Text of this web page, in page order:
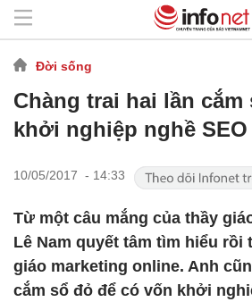
Đời sống
Chàng trai hai lần cắm
khởi nghiệp nghề SEO
10/05/2017 - 14:33
Từ một câu mắng của thầy
Lê Nam quyết tâm tìm hiểu rồi
giáo marketing online. Anh
cắm sổ đỏ để có vốn khởi